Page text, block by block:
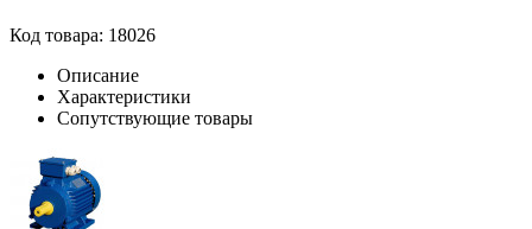
Код товара: 18026
Описание
Характеристики
Сопутствующие товары